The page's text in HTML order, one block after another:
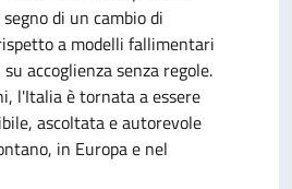
di un cambio di
a modelli fallimentari
accoglienza senza regole.
l'Italia è tornata a essere
ascoltata e autorevole
in Europa e nel